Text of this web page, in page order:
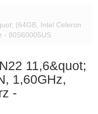
(64GB, Intel Celeron
- 80S60005US
11,6&quot;
1,60GHz,
-